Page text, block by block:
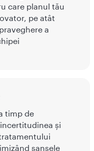
care planul tău
pe atât
a
timp de
și
șansele